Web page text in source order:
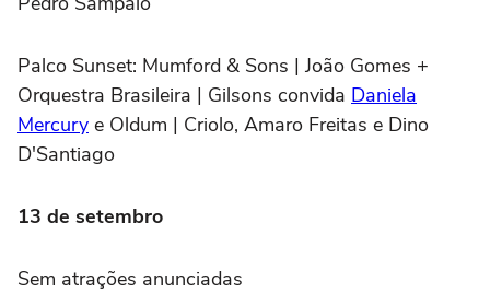
Palco Sunset: Mumford & Sons | João Gomes +
Orquestra Brasileira | Gilsons convida Daniela
Mercury e Oldum | Criolo, Amaro Freitas e Dino
D'Santiago
13 de setembro
Sem atrações anunciadas